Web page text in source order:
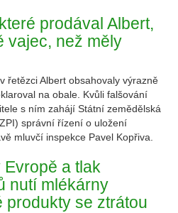
prodával Albert,
vajec, než měly
řetězci Albert obsahovaly výrazně
na obale. Kvůli falšování
s ním zahájí Státní zemědělská
správní řízení o uložení
mluvčí inspekce Pavel Kopřiva.
a tlak
nutí mlékárny
produkty se ztrátou